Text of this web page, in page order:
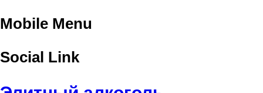
Mobile Menu
Social Link